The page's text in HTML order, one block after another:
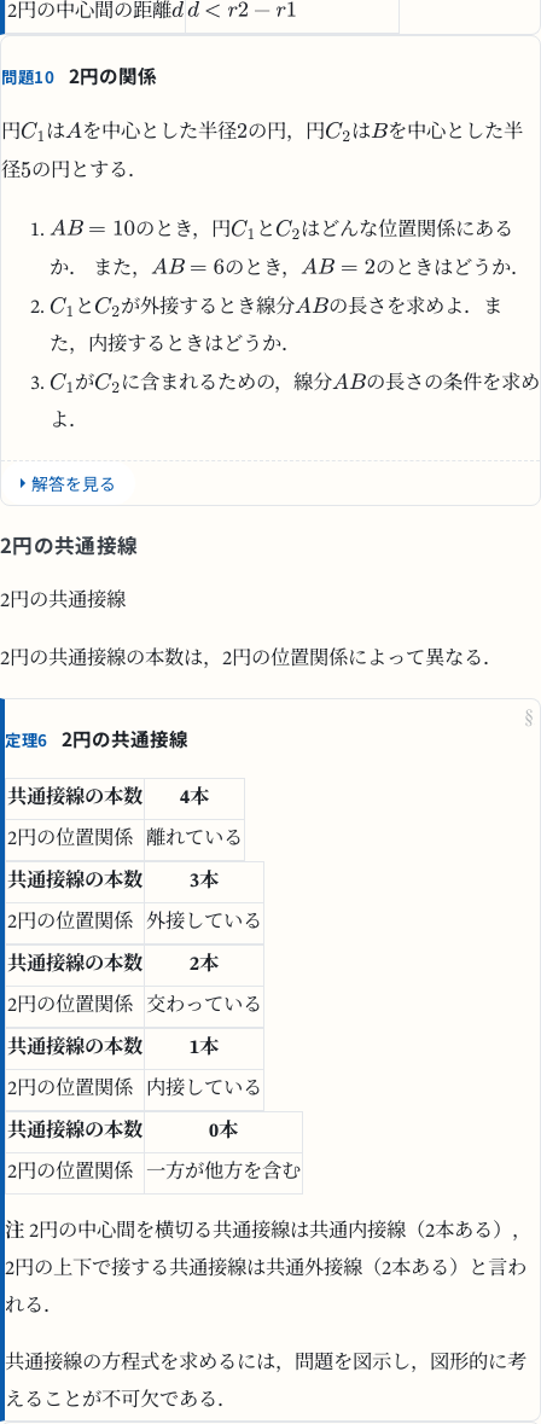
2円の中心間の距離
問題10 2円の関係
円 は を中心とした半径 の円，円 は
を中心とした半
径
の円とする．
のとき，円 と
はどんな位置関係にある
か． また，
のとき，
のときはどうか．
と
が外接するとき線分
の長さを求めよ．ま
た，内接するときはどうか．
が
に含まれるための，線分
の長さの条件を求め
よ．
解答を見る
2円の共通接線
2円の共通接線
2円の共通接線の本数は，2円の位置関係によって異なる．
§
定理6 2円の共通接線
共通接線の本数 4本
2円の位置関係 離れている
共通接線の本数 3本
2円の位置関係 外接している
共通接線の本数 2本
2円の位置関係 交わっている
共通接線の本数 1本
2円の位置関係 内接している
共通接線の本数 0本
2円の位置関係 一方が他方を含む
注 2円の中心間を横切る共通接線は共通内接線（2本ある），
2円の上下で接する共通接線は共通外接線（2本ある）と言わ
れる．
共通接線の方程式を求めるには，問題を図示し，図形的に考
えることが不可欠である．